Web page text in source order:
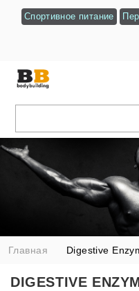
Спортивное питание
Главная Digestive
DIGESTIVE